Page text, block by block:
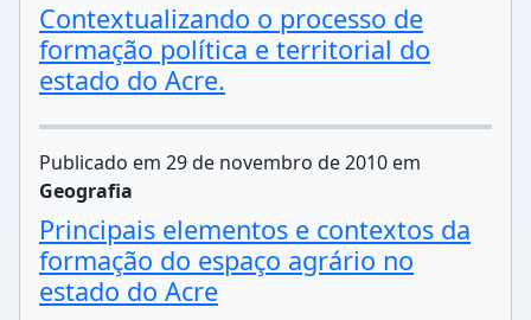
Contextualizando o processo de
formação política e territorial do
estado do Acre.
Publicado em 29 de novembro de 2010 em
Geografia
Principais elementos e contextos da
formação do espaço agrário no
estado do Acre